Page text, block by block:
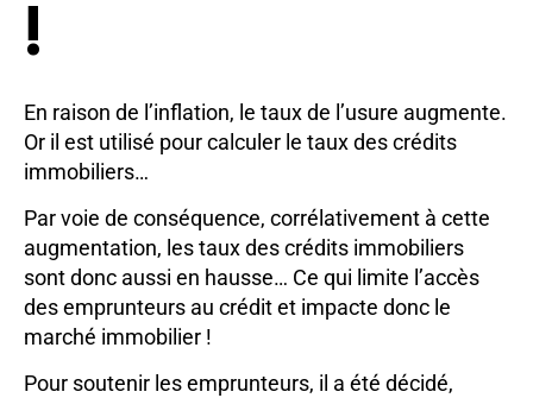
!
En raison de l’inflation, le taux de l’usure augmente.
Or il est utilisé pour calculer le taux des crédits
immobiliers…
Par voie de conséquence, corrélativement à cette
augmentation, les taux des crédits immobiliers
sont donc aussi en hausse… Ce qui limite l’accès
des emprunteurs au crédit et impacte donc le
marché immobilier !
Pour soutenir les emprunteurs, il a été décidé,